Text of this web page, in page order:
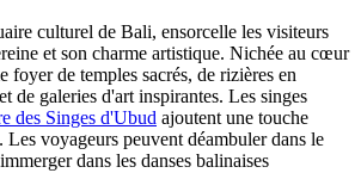
culturel de Bali, ensorcelle les visiteurs
et son charme artistique. Nichée au cœur
foyer de temples sacrés, de rizières en
de galeries d'art inspirantes. Les singes
des Singes d'Ubud ajoutent une touche
voyageurs peuvent déambuler dans le
dans les danses balinaises